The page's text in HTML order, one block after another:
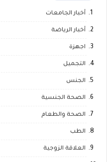
أخبار الجامعات
أخبار الرياضة
اجهزة
التجميل
الجنس
الصحة الجنسية
الصحة والطعام
الطب
العلاقة الزوجية